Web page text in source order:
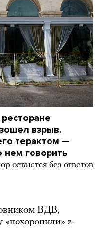
взрыв.
терактом —
нем говорить
остаются без ответов
ВДВ,
«похоронили» z-